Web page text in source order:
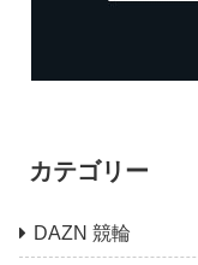
カテゴリー
DAZN 競輪